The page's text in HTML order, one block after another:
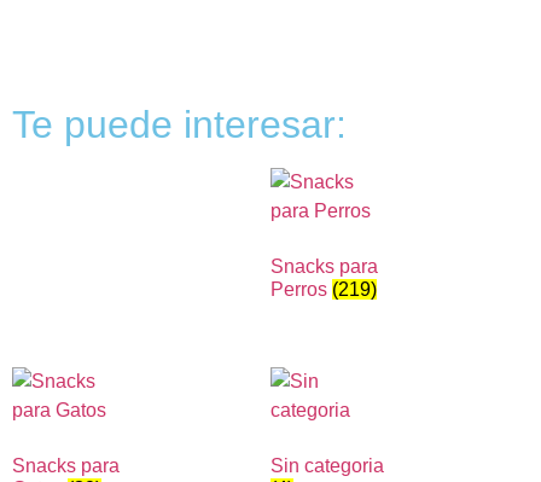
Te puede interesar:
Snacks para
Perros (219)
Snacks para
Sin categoria